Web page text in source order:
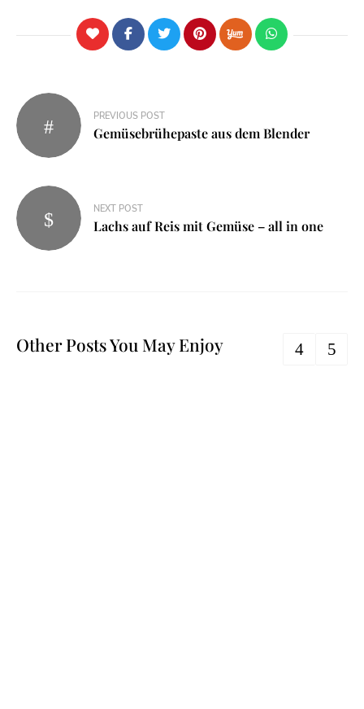
PREVIOUS POST
Gemüsebrühepaste aus dem Blender
NEXT POST
Lachs auf Reis mit Gemüse – all in one
Other Posts You May Enjoy